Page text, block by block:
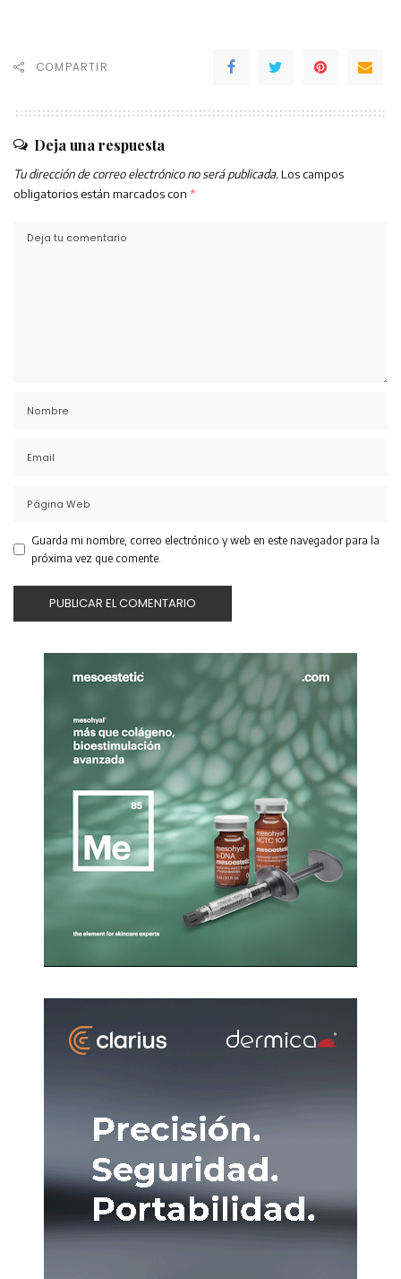
COMPARTIR
Deja una respuesta
Tu dirección de correo electrónico no será publicada. Los campos
obligatorios están marcados con *
Guarda mi nombre, correo electrónico y web en este navegador para la
próxima vez que comente.